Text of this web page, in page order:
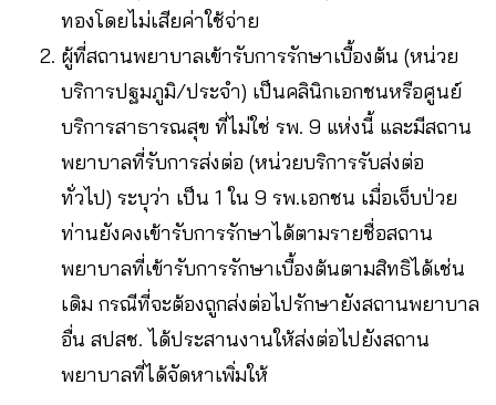
ทองโดยไม่เสียค่าใช้จ่าย
ผู้ที่สถานพยาบาลเข้ารับการรักษาเบื้องต้น (หน่วย
บริการปฐมภูมิ/ประจำ) เป็นคลินิกเอกชนหรือศูนย์
บริการสาธารณสุข ที่ไม่ใช่ รพ. 9 แห่งนี้ และมีสถาน
พยาบาลที่รับการส่งต่อ (หน่วยบริการรับส่งต่อ
ทั่วไป) ระบุว่า เป็น 1 ใน 9 รพ.เอกชน เมื่อเจ็บป่วย
ท่านยังคงเข้ารับการรักษาได้ตามรายชื่อสถาน
พยาบาลที่เข้ารับการรักษาเบื้องต้นตามสิทธิได้เช่น
เดิม กรณีที่จะต้องถูกส่งต่อไปรักษายังสถานพยาบาล
อื่น สปสช. ได้ประสานงานให้ส่งต่อไปยังสถาน
พยาบาลที่ได้จัดหาเพิ่มให้